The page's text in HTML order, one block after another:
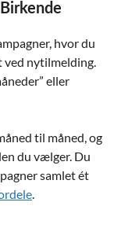
hvor du
ved nytilmelding.
eller
til måned, og
du vælger. Du
samlet ét
.